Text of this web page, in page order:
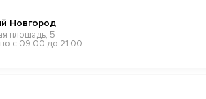
Новгород
площадь, 5
с 09:00 до 21:00